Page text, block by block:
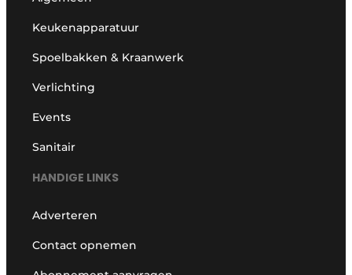
Keukenapparatuur
Spoelbakken & Kraanwerk
Verlichting
Events
Sanitair
HANDIGE LINKS
Adverteren
Contact opnemen